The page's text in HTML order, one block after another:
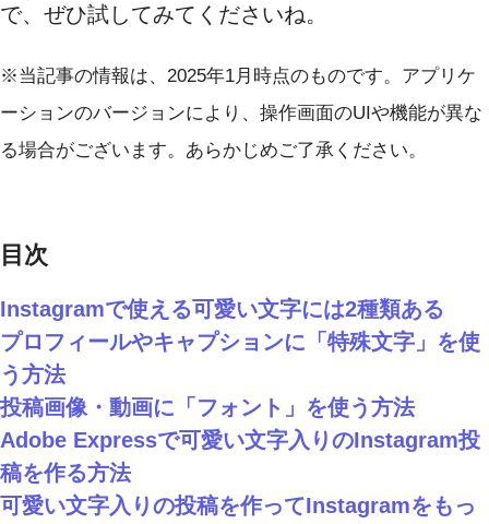
で、ぜひ試してみてくださいね。
※当記事の情報は、2025年1月時点のものです。アプリケ
ーションのバージョンにより、操作画面のUIや機能が異な
る場合がございます。あらかじめご了承ください。
目次
Instagramで使える可愛い文字には2種類ある
プロフィールやキャプションに「特殊文字」を使
う方法
投稿画像・動画に「フォント」を使う方法
Adobe Expressで可愛い文字入りのInstagram投
稿を作る方法
可愛い文字入りの投稿を作ってInstagramをもっ